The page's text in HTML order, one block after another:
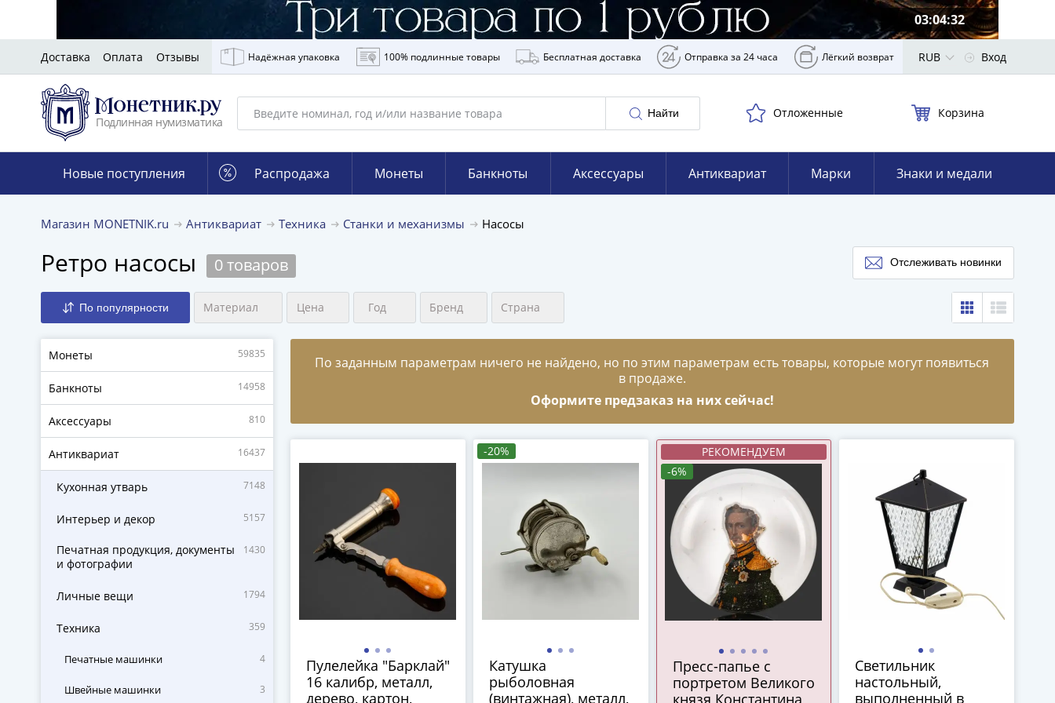
03:04:31
Доставка Оплата Отзывы Надёжная упаковка 100% подлинные товары Бесплатная доставка Отправка за 24 часа Лёгкий возврат RUB Вход
Подлинная нумизматика
Найти Отложенные Корзина
Новые поступления Распродажа Монеты Банкноты Аксессуары Антиквариат Марки Знаки и медали
Магазин MONETNIK.ru Антиквариат Техника Станки и механизмы Насосы
Ретро насосы 0 товаров Отслеживать новинки
По популярности Материал Цена Год Бренд Страна
Монеты 59835
Банкноты 14958
Аксессуары 810
Антиквариат 16437
Кухонная утварь 7148
Интерьер и декор 5157
Печатная продукция, документы
и фотографии
1430
Личные вещи 1794
Техника 359
Печатные машинки 4
Швейные машинки 3
По заданным параметрам ничего не найдено, но по этим параметрам есть товары, которые могут появиться
в продаже.
Оформите предзаказ на них сейчас!
Пулелейка "Барклай"
16 калибр, металл,
дерево, картон,
-20%
Катушка
рыболовная
(винтажная), металл,
РЕКОМЕНДУЕМ
-6%
Пресс-папье с
портретом Великого
князя Константина
Светильник
настольный,
выполненный в